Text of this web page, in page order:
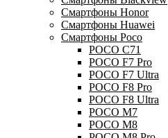
Смартфоны Honor
Смартфоны Huawei
Смартфоны Poco
POCO C71
POCO F7 Pro
POCO F7 Ultra
POCO F8 Pro
POCO F8 Ultra
POCO M7
POCO M8